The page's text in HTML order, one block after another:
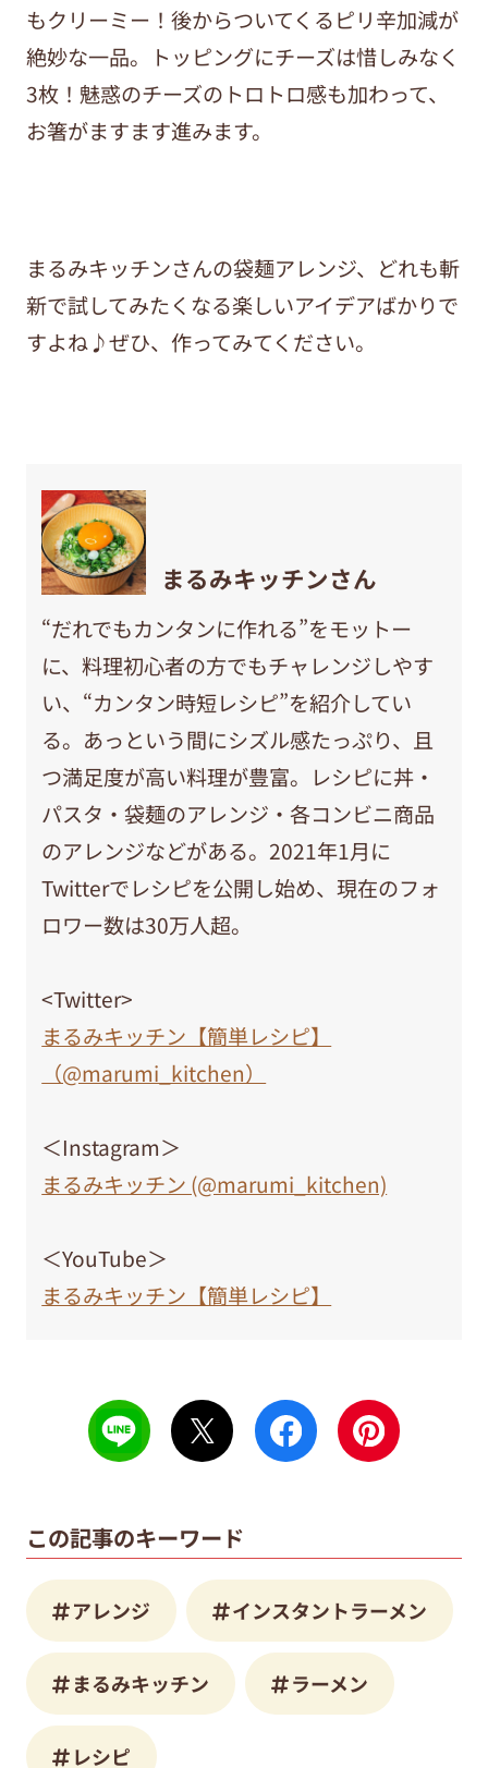
もクリーミー！後からついてくるピリ辛加減が
絶妙な一品。トッピングにチーズは惜しみなく
3枚！魅惑のチーズのトロトロ感も加わって、
お箸がますます進みます。
まるみキッチンさんの袋麺アレンジ、どれも斬
新で試してみたくなる楽しいアイデアばかりで
すよね♪ぜひ、作ってみてください。
まるみキッチンさん
“だれでもカンタンに作れる”をモットー
に、料理初心者の方でもチャレンジしやす
い、“カンタン時短レシピ”を紹介してい
る。あっという間にシズル感たっぷり、且
つ満足度が高い料理が豊富。レシピに丼・
パスタ・袋麺のアレンジ・各コンビニ商品
のアレンジなどがある。2021年1月に
Twitterでレシピを公開し始め、現在のフォ
ロワー数は30万人超。
<Twitter>
まるみキッチン【簡単レシピ】
（@marumi_kitchen）
＜Instagram＞
まるみキッチン (@marumi_kitchen)
＜YouTube＞
まるみキッチン【簡単レシピ】
この記事のキーワード
アレンジ インスタントラーメン
まるみキッチン ラーメン
レシピ